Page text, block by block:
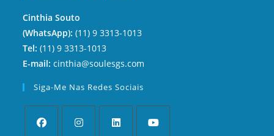
Cinthia Souto
(WhatsApp):(11) 9 3313-1013
Tel:(11) 9 3313-1013
E-mail: cinthia@soulesgs.com
Siga-Me Nas Redes Sociais